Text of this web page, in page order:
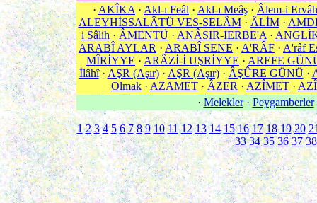
· AKÎKA · Akl-ı Feâl · Akl-ı Meâş · Âlem-i Ervâh
ALEYHİSSALÂTÜ VES-SELÂM· ÂLİM·
i Sâlih · ÂMENTÜ · ANÂSIR-IERBE'A ·
ARABÎ AYLAR · ARABÎ SENE · A'RÂF · A'râf
MÎRİYYE · ARÂZİ-İ UŞRİYYE · AREFE
İlâhî· AŞR (Aşır)· AŞR (Aşır)· ÂŞÛRE GÜNÜ·
Olmak · AZAMET · ÂZER · AZÎMET ·
· Melekler· Peygamberler
1 2 3 4 5 6 7 8 9 10 11 12 13 14 15 16 17 18 19 20
33 34 35 36 37 38